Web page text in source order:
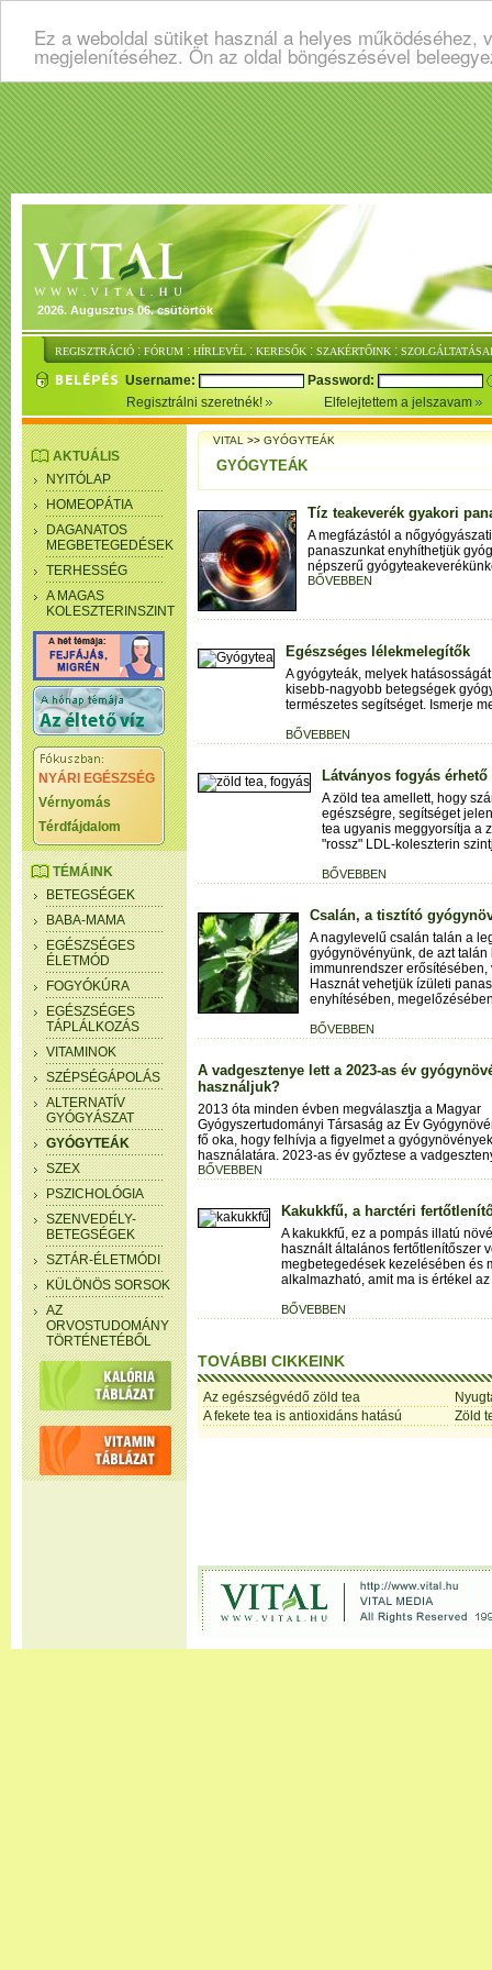
Ez a weboldal sütiket használ a helyes
megjelenítéséhez. Ön az oldal böngészésével
2026. Augusztus 06. csütörtök
REGISZTRÁCIÓ : FÓRUM : HÍRLEVÉL : KERESŐK : SZAKÉRTŐINK :
Username:
Password:
Regisztrálni szeretnék!
Elfelejtettem a jelszavam
AKTUÁLIS
NYITÓLAP
HOMEOPÁTIA
DAGANATOS
MEGBETEGEDÉSEK
TERHESSÉG
A MAGAS
KOLESZTERINSZINT
NYÁRI EGÉSZSÉG
Vérnyomás
Térdfájdalom
TÉMÁINK
BETEGSÉGEK
BABA-MAMA
EGÉSZSÉGES
ÉLETMÓD
FOGYÓKÚRA
EGÉSZSÉGES
TÁPLÁLKOZÁS
VITAMINOK
SZÉPSÉGÁPOLÁS
ALTERNATÍV
GYÓGYÁSZAT
GYÓGYTEÁK
SZEX
PSZICHOLÓGIA
SZENVEDÉLY-
BETEGSÉGEK
SZTÁR-ÉLETMÓDI
KÜLÖNÖS SORSOK
AZ
ORVOSTUDOMÁNY
TÖRTÉNETÉBŐL
VITAL>>GYÓGYTEÁK
GYÓGYTEÁK
Tíz teakeverék gyakori
A megfázástól a
panaszunkat enyhíthetjük
népszerű
BŐVEBBEN
Egészséges lélekmelegítők
A gyógyteák, melyek
kisebb-nagyobb betegségek
természetes segítséget. Ismerje
BŐVEBBEN
Látványos fogyás
A zöld tea amellett, hogy
egészségre, segítséget
tea ugyanis meggyorsítja a
"rossz" LDL-koleszterin
BŐVEBBEN
Csalán, a tisztító
A nagylevelű csalán talán a
gyógynövényünk, de azt
immunrendszer
Hasznát vehetjük ízületi
enyhítésében,
BŐVEBBEN
A vadgesztenye lett a 2023-as év
használjuk?
2013 óta minden évben megválasztja a Magyar
Gyógyszertudományi Társaság az Év
fő oka, hogy felhívja a figyelmet a
használatára. 2023-as év győztese a
BŐVEBBEN
Kakukkfű, a harctéri
A kakukkfű, ez a pompás illatú
használt általános fertőtlenítőszer
megbetegedések kezelésében és
alkalmazható, amit ma is értékel
BŐVEBBEN
TOVÁBBI CIKKEINK
Az egészségvédő zöld tea
A fekete tea is antioxidáns hatású
Zöld